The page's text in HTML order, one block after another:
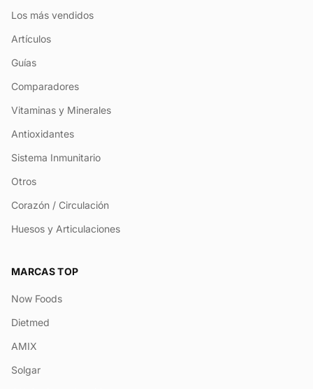
Los más vendidos
Artículos
Guías
Comparadores
Vitaminas y Minerales
Antioxidantes
Sistema Inmunitario
Otros
Corazón / Circulación
Huesos y Articulaciones
MARCAS TOP
Now Foods
Dietmed
AMIX
Solgar